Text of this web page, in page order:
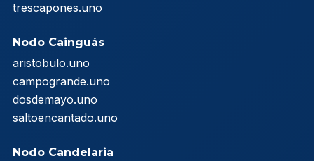
trescapones.uno
Nodo Cainguás
aristobulo.uno
campogrande.uno
dosdemayo.uno
saltoencantado.uno
Nodo Candelaria